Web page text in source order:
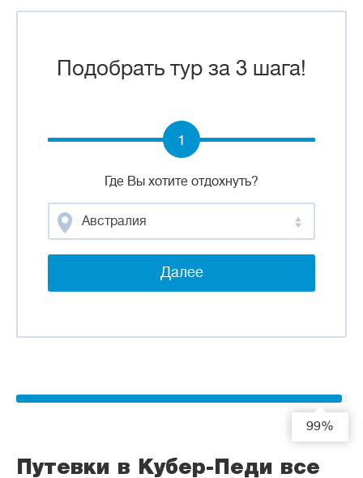
Подобрать тур за 3 шага!
Где Вы хотите отдохнуть?
Австралия
Далее
1
99%
Путевки в Кубер-Педи все